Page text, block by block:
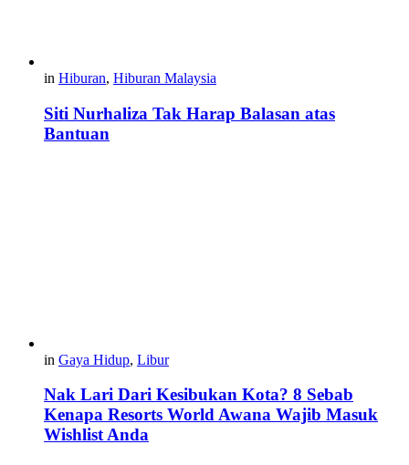
in Hiburan, Hiburan Malaysia
Siti Nurhaliza Tak Harap Balasan atas
Bantuan
in Gaya Hidup, Libur
Nak Lari Dari Kesibukan Kota? 8 Sebab
Kenapa Resorts World Awana Wajib Masuk
Wishlist Anda